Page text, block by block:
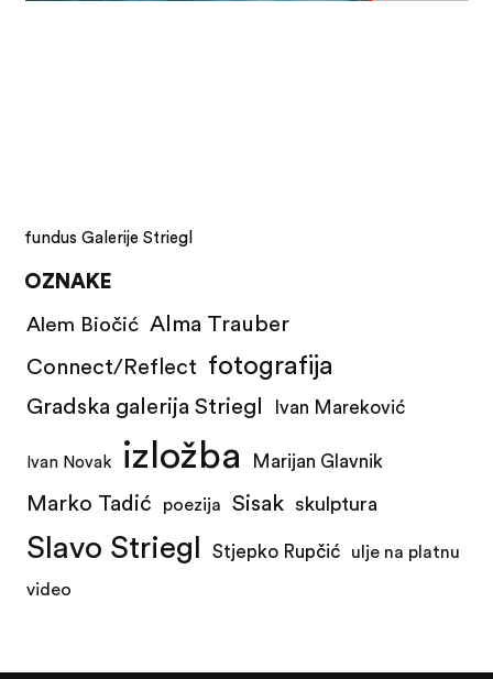
fundus Galerije Striegl
OZNAKE
Alem Biočić Alma Trauber
Connect/Reflect fotografija
Gradska galerija Striegl Ivan Mareković
Ivan Novak izložba Marijan Glavnik
Marko Tadić poezija Sisak skulptura
Slavo Striegl Stjepko Rupčić ulje na platnu
video